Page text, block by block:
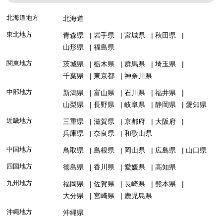
北海道地方 北海道
東北地方 青森県 岩手県 宮城県
秋田県
山形県
福島県
関東地方 茨城県 栃木県 群馬県
埼玉県
千葉県
東京都 神奈川県
中部地方 新潟県 富山県 石川県
福井県
山梨県
長野県 岐阜県 静岡県 愛知県
近畿地方 三重県 滋賀県 京都府
大阪府
兵庫県
奈良県 和歌山県
中国地方 鳥取県 島根県 岡山県 広島県 山口県
四国地方 徳島県 香川県 愛媛県 高知県
九州地方 福岡県 佐賀県 長崎県
熊本県
大分県
宮崎県 鹿児島県
沖縄地方 沖縄県